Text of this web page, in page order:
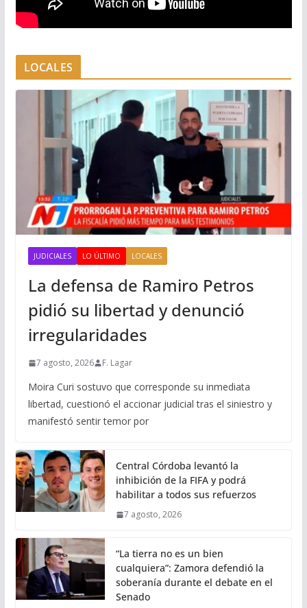
LOCALES
JUDICIALES LO ÚLTIMO LOCALES
La defensa de Ramiro Petros
pidió su libertad y denunció
irregularidades
7 agosto, 2026 F. Lagar
Moira Curi sostuvo que corresponde su inmediata
libertad, cuestionó el accionar judicial tras el siniestro y
manifestó sentir temor por
Central Córdoba levantó la
inhibición de la FIFA y podrá
habilitar a todos sus refuerzos
7 agosto, 2026
“La tierra no es un bien
cualquiera”: Zamora defendió la
soberanía durante el debate en el
Senado